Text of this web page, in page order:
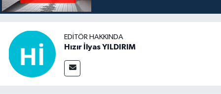
EDITÖR HAKKINDA
Hızır İlyas YILDIRIM